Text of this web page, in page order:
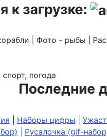
к загрузке:
| Фото - рыбы |
погода
Последние
Наборы цифры
Русалочка (gif-